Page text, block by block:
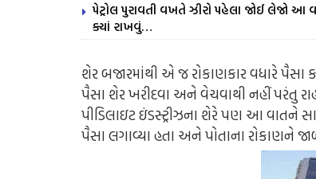
પેટ્રોલ પુરાવતી વખતે ઝીરો પહેલા જોઈ લેજો આ
ક્યાં રાખવું…
શેર બજારમાંથી એ જ રોકાણકાર વધારે પૈસા
પૈસા શેર ખરીદવા અને વેચવાથી નહીં પરંતુ
પીડિલાઇટ ઇંડસ્ટ્રીઝના શેરે પણ આ વાતને
પૈસા લગાવ્યા હતા અને પોતાના રોકાણને